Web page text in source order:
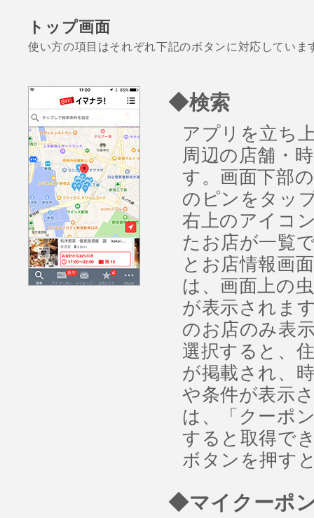
トップ画面
使い方の項目はそれぞれ下記のボタンに対応していま
◆検索
アプリを立ち
周辺の店舗・
す。画面下部
のピンをタッ
右上のアイコ
たお店が一覧
とお店情報画
は、画面上の
が表示されま
のお店のみ表
選択すると、
が掲載され、
や条件が表示
は、「クーポ
すると取得で
ボタンを押す
◆マイクーポ